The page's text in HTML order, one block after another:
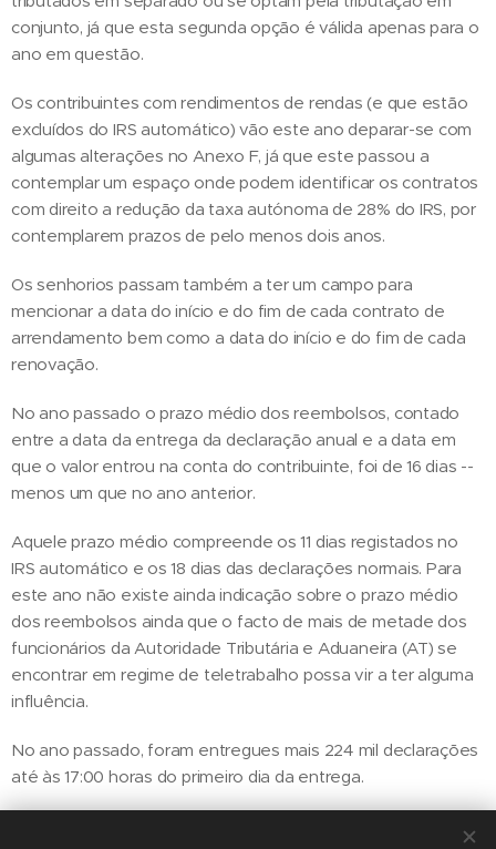
conjunto, já que esta segunda opção é válida apenas para o
ano em questão.
Os contribuintes com rendimentos de rendas (e que estão
excluídos do IRS automático) vão este ano deparar-se com
algumas alterações no Anexo F, já que este passou a
contemplar um espaço onde podem identificar os contratos
com direito a redução da taxa autónoma de 28% do IRS, por
contemplarem prazos de pelo menos dois anos.
Os senhorios passam também a ter um campo para
mencionar a data do início e do fim de cada contrato de
arrendamento bem como a data do início e do fim de cada
renovação.
No ano passado o prazo médio dos reembolsos, contado
entre a data da entrega da declaração anual e a data em
que o valor entrou na conta do contribuinte, foi de 16 dias --
menos um que no ano anterior.
Aquele prazo médio compreende os 11 dias registados no
IRS automático e os 18 dias das declarações normais. Para
este ano não existe ainda indicação sobre o prazo médio
dos reembolsos ainda que o facto de mais de metade dos
funcionários da Autoridade Tributária e Aduaneira (AT) se
encontrar em regime de teletrabalho possa vir a ter alguma
influência.
No ano passado, foram entregues mais 224 mil declarações
até às 17:00 horas do primeiro dia da entrega.